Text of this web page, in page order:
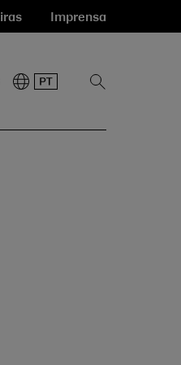
Imprensa
Mostrar